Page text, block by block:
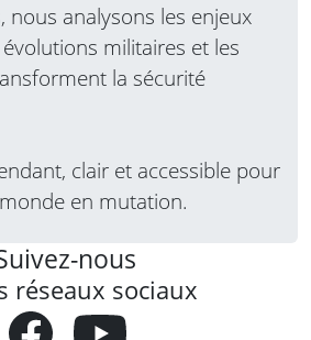
nous analysons les enjeux
militaires et les
la sécurité
clair et accessible pour
en mutation.
nous
réseaux sociaux